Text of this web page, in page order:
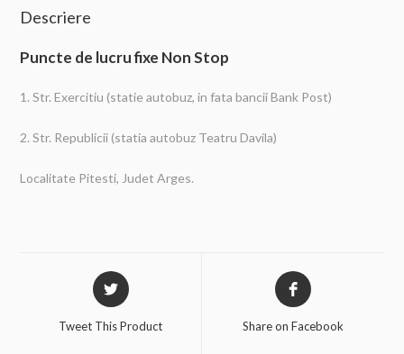
Descriere
Puncte de lucru fixe Non Stop
1. Str. Exercitiu (statie autobuz, in fata bancii Bank Post)
2. Str. Republicii (statia autobuz Teatru Davila)
Localitate Pitesti, Judet Arges.
Tweet This Product Share on Facebook